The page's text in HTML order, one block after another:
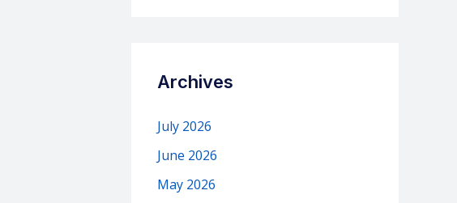
Archives
July 2026
June 2026
May 2026